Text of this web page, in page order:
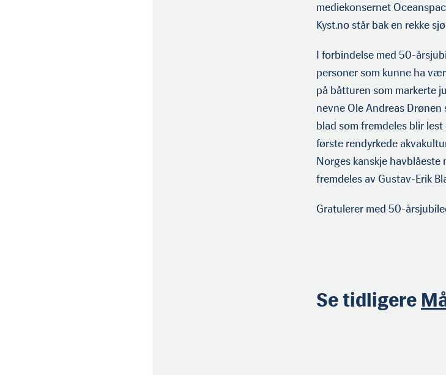
mediekonsernet
Kyst.no står bak en rekke
I forbindelse med 50-
personer som kunne ha
på båtturen som markerte
nevne Ole Andreas
blad som fremdeles blir
første rendyrkede
Norges kanskje havblåeste
fremdeles av Gustav-Erik
Gratulerer med 50-
Se tidligere